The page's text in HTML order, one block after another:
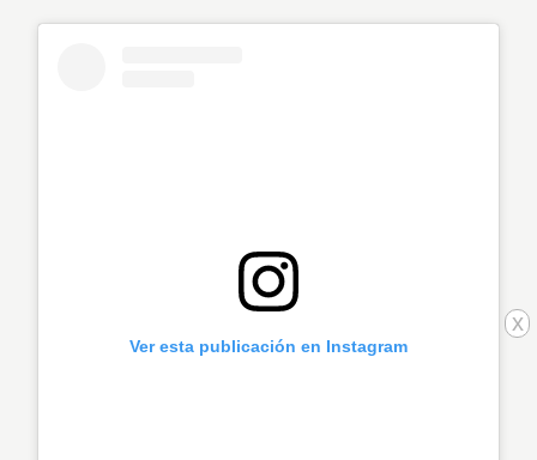
x
Ver esta publicación en Instagram